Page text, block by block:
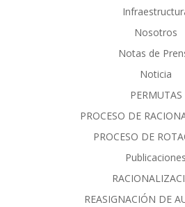
Nosotros
Notas de
Noticia
PERMUTAS
PROCESO DE
PROCESO DE
Publicaciones
REASIGNACIÓN DE